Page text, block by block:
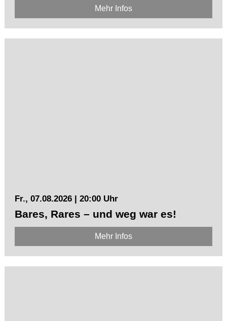
Mehr Infos
Fr., 07.08.2026 | 20:00 Uhr
Bares, Rares – und weg war es!
Mehr Infos